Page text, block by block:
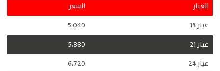
العيار
السعر
عيار 18
5،040
عيار 21
5،880
عيار 24
6،720